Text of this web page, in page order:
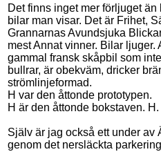
Det finns inget mer förljuget
bilar man visar. Det är Frihet,
Grannarnas Avundsjuka
mest Annat vinner. Bilar
gammal fransk skåpbil som
bullrar, är obekväm, dricker
strömlinjeformad.
H var den åttonde prototypen.
H är den åttonde bokstaven.
Själv är jag också ett under av
genom det nersläckta